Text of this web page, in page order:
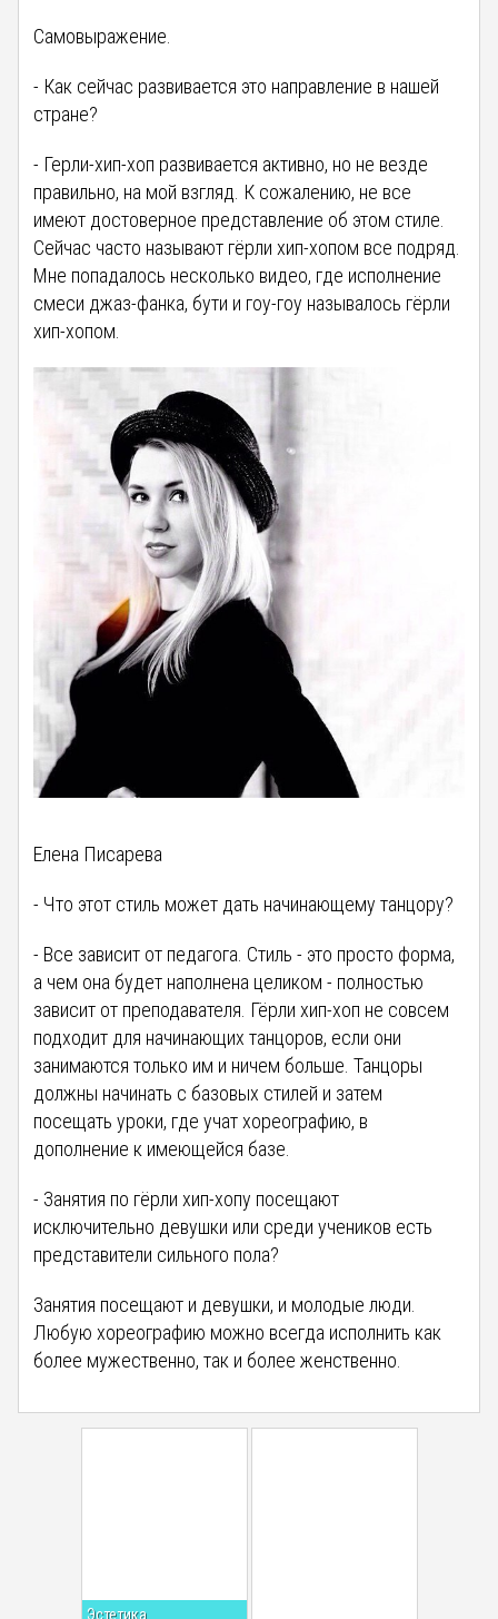
Самовыражение.
- Как сейчас развивается это направление в нашей
стране?
- Герли-хип-хоп развивается активно, но не везде
правильно, на мой взгляд. К сожалению, не все
имеют достоверное представление об этом стиле.
Сейчас часто называют гёрли хип-хопом все подряд.
Мне попадалось несколько видео, где исполнение
смеси джаз-фанка, бути и гоу-гоу называлось гёрли
хип-хопом.
Елена Писарева
- Что этот стиль может дать начинающему танцору?
- Все зависит от педагога. Стиль - это просто форма,
а чем она будет наполнена целиком - полностью
зависит от преподавателя. Гёрли хип-хоп не совсем
подходит для начинающих танцоров, если они
занимаются только им и ничем больше. Танцоры
должны начинать с базовых стилей и затем
посещать уроки, где учат хореографию, в
дополнение к имеющейся базе.
- Занятия по гёрли хип-хопу посещают
исключительно девушки или среди учеников есть
представители сильного пола?
Занятия посещают и девушки, и молодые люди.
Любую хореографию можно всегда исполнить как
более мужественно, так и более женственно.
Эстетика